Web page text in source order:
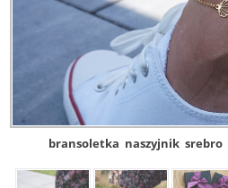
bransoletka naszyjnik srebro